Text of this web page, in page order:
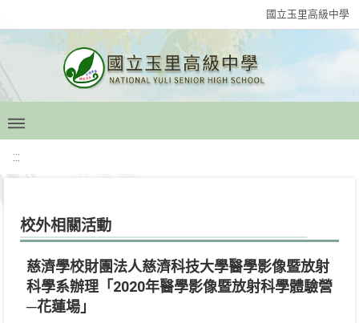
國立玉里高級中學
:::
校外相關活動
慈濟學校財團法人慈濟科技大學醫學影像暨放射
科學系辦理「2020年醫學影像暨放射科學體驗營
─花蓮場」